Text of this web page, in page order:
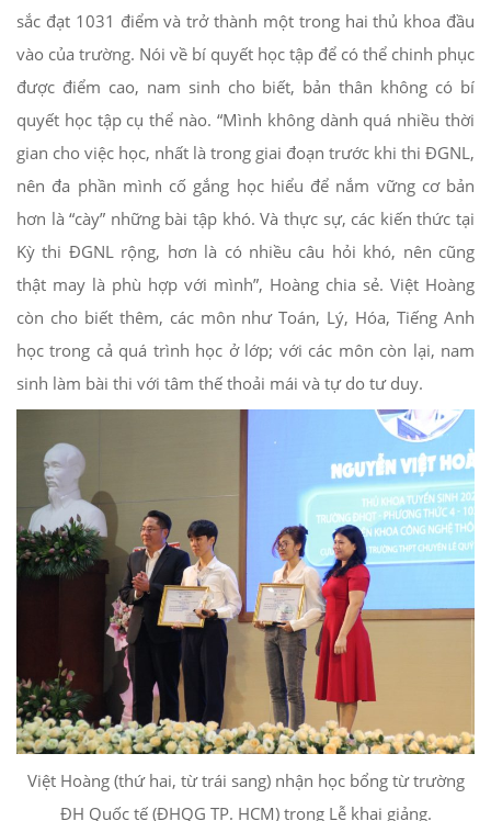
sắc đạt 1031 điểm và trở thành một trong hai thủ khoa đầu
vào của trường. Nói về bí quyết học tập để có thể chinh phục
được điểm cao, nam sinh cho biết, bản thân không có bí
quyết học tập cụ thể nào. “Mình không dành quá nhiều thời
gian cho việc học, nhất là trong giai đoạn trước khi thi ĐGNL,
nên đa phần mình cố gắng học hiểu để nắm vững cơ bản
hơn là “cày” những bài tập khó. Và thực sự, các kiến thức tại
Kỳ thi ĐGNL rộng, hơn là có nhiều câu hỏi khó, nên cũng
thật may là phù hợp với mình”, Hoàng chia sẻ. Việt Hoàng
còn cho biết thêm, các môn như Toán, Lý, Hóa, Tiếng Anh
học trong cả quá trình học ở lớp; với các môn còn lại, nam
sinh làm bài thi với tâm thế thoải mái và tự do tư duy.
Việt Hoàng (thứ hai, từ trái sang) nhận học bổng từ trường
ĐH Quốc tế (ĐHQG TP. HCM) trong Lễ khai giảng.